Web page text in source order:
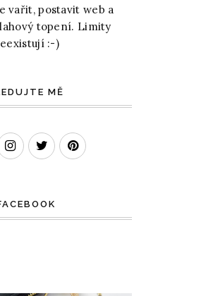
vařit, postavit web a
topení. Limity
:-)
MĚ